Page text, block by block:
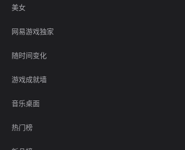
美女
网易游戏独家
随时间变化
游戏成就墙
音乐桌面
热门榜